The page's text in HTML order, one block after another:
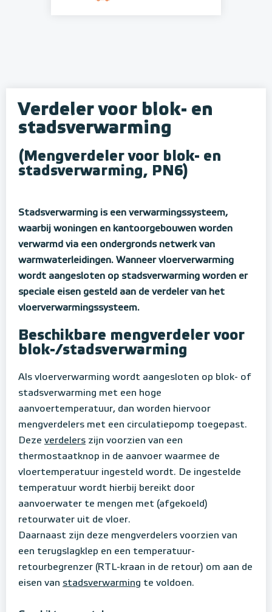
Verdeler voor blok- en
stadsverwarming
(Mengverdeler voor blok- en
stadsverwarming, PN6)
Stadsverwarming is een verwarmingssysteem,
waarbij woningen en kantoorgebouwen worden
verwarmd via een ondergronds netwerk van
warmwaterleidingen. Wanneer vloerverwarming
wordt aangesloten op stadsverwarming worden er
speciale eisen gesteld aan de verdeler van het
vloerverwarmingssysteem.
Beschikbare mengverdeler voor
blok-/stadsverwarming
Als vloerverwarming wordt aangesloten op blok- of
stadsverwarming met een hoge
aanvoertemperatuur, dan worden hiervoor
mengverdelers met een circulatiepomp toegepast.
Deze verdelers zijn voorzien van een
thermostaatknop in de aanvoer waarmee de
vloertemperatuur ingesteld wordt. De ingestelde
temperatuur wordt hierbij bereikt door
aanvoerwater te mengen met (afgekoeld)
retourwater uit de vloer.
Daarnaast zijn deze mengverdelers voorzien van
een terugslagklep en een temperatuur-
retourbegrenzer (RTL-kraan in de retour) om aan de
eisen van stadsverwarming te voldoen.